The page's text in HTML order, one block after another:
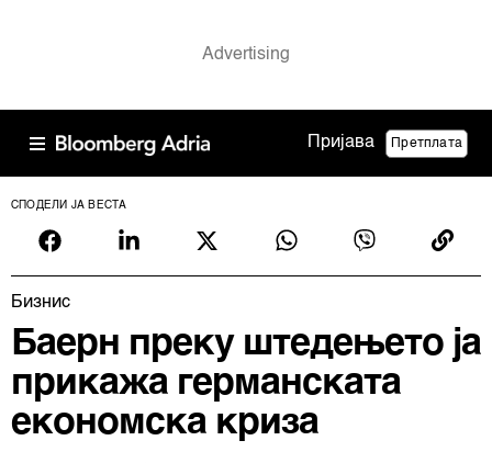
Пријава Претплата
СПОДЕЛИ ЈА ВЕСТА
Бизнис
Баерн преку штедењето ја
прикажа германската
економска криза